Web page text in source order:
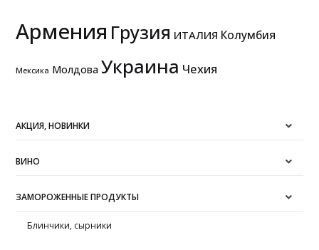
Армения Грузия ИТАЛИЯ Колумбия
Мексика Молдова Украина Чехия
АКЦИЯ, НОВИНКИ
ВИНО
ЗАМОРОЖЕННЫЕ ПРОДУКТЫ
Блинчики, сырники